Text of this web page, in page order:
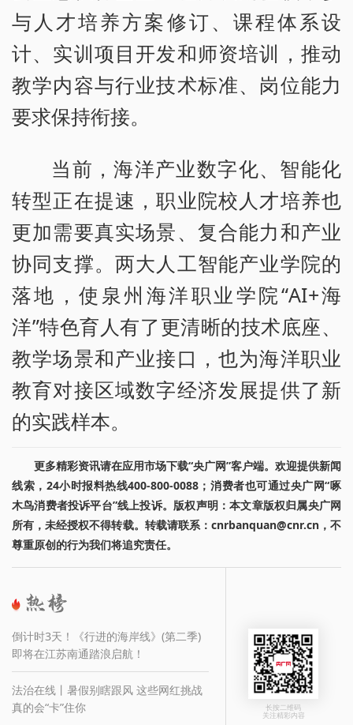
与人才培养方案修订、课程体系设
计、实训项目开发和师资培训，推动
教学内容与行业技术标准、岗位能力
要求保持衔接。
当前，海洋产业数字化、智能化
转型正在提速，职业院校人才培养也
更加需要真实场景、复合能力和产业
协同支撑。两大人工智能产业学院的
落地，使泉州海洋职业学院“AI+海
洋”特色育人有了更清晰的技术底座、
教学场景和产业接口，也为海洋职业
教育对接区域数字经济发展提供了新
的实践样本。
更多精彩资讯请在应用市场下载“央广网”客户端。欢迎提供新闻
线索，24小时报料热线400-800-0088；消费者也可通过央广网“啄
木鸟消费者投诉平台”线上投诉。版权声明：本文章版权归属央广网
所有，未经授权不得转载。转载请联系：cnrbanquan@cnr.cn，不
尊重原创的行为我们将追究责任。
倒计时3天！《行进的海岸线》(第二季)
即将在江苏南通踏浪启航！
法治在线丨暑假别瞎跟风 这些网红挑战
真的会“卡”住你
长按二维码
关注精彩内容